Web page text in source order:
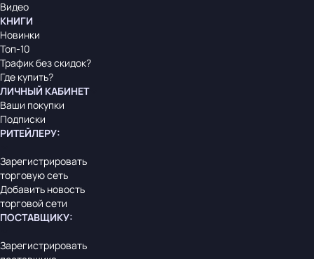
Видео
КНИГИ
Новинки
Топ-10
Трафик без скидок?
Где купить?
ЛИЧНЫЙ КАБИНЕТ
Ваши покупки
Подписки
РИТЕЙЛЕРУ:
Зарегистрировать
торговую сеть
Добавить новость
торговой сети
ПОСТАВЩИКУ:
Зарегистрировать